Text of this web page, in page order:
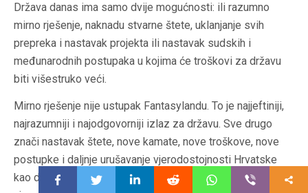
Država danas ima samo dvije mogućnosti: ili razumno
mirno rješenje, naknadu stvarne štete, uklanjanje svih
prepreka i nastavak projekta ili nastavak sudskih i
međunarodnih postupaka u kojima će troškovi za državu
biti višestruko veći.
Mirno rješenje nije ustupak Fantasylandu. To je najjeftiniji,
najrazumniji i najodgovorniji izlaz za državu. Sve drugo
znači nastavak štete, nove kamate, nove troškove, nove
postupke i daljnje urušavanje vjerodostojnosti Hrvatske
kao države u kojoj domaći i strani investitori mogu